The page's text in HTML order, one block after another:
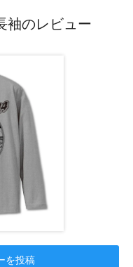
袖のレビュー
を投稿